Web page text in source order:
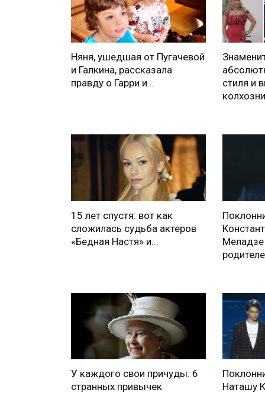
Няня, ушедшая от Пугачевой
и Галкина, рассказала
правду о Гарри и...
стиля и
15 лет спустя: вот как
сложилась судьба актеров
«Бедная Настя» и...
Меладзе
У каждого свои причуды: 6
странных привычек
Наташу